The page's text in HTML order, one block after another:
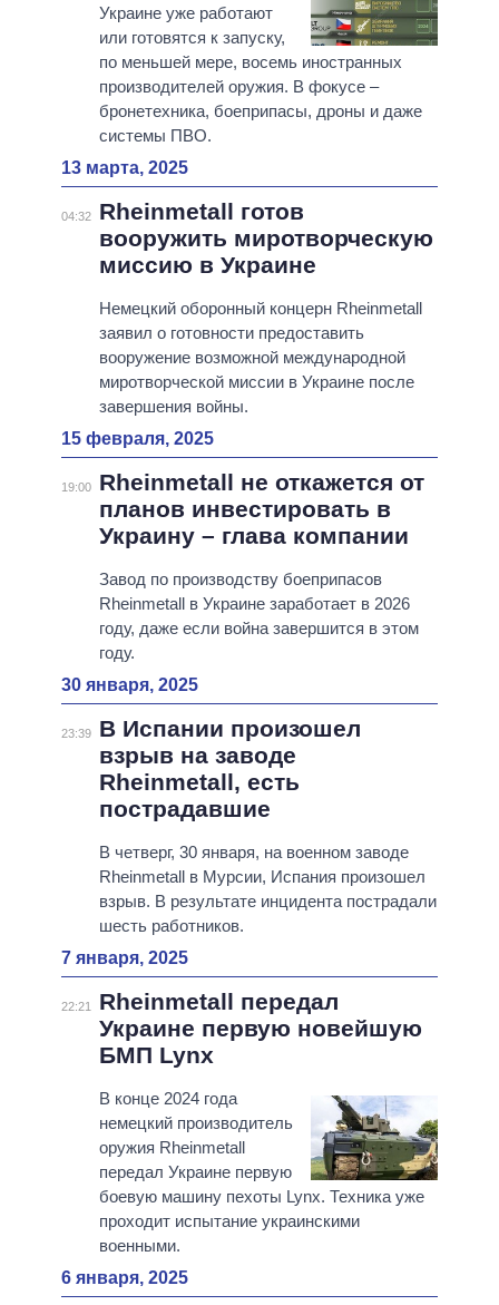
Украине уже работают
или готовятся к запуску,
по меньшей мере, восемь иностранных
производителей оружия. В фокусе –
бронетехника, боеприпасы, дроны и даже
системы ПВО.
13 марта, 2025
04:32
Rheinmetall готов
вооружить миротворческую
миссию в Украине
Немецкий оборонный концерн Rheinmetall
заявил о готовности предоставить
вооружение возможной международной
миротворческой миссии в Украине после
завершения войны.
15 февраля, 2025
19:00
Rheinmetall не откажется от
планов инвестировать в
Украину – глава компании
Завод по производству боеприпасов
Rheinmetall в Украине заработает в 2026
году, даже если война завершится в этом
году.
30 января, 2025
23:39
В Испании произошел
взрыв на заводе
Rheinmetall, есть
пострадавшие
В четверг, 30 января, на военном заводе
Rheinmetall в Мурсии, Испания произошел
взрыв. В результате инцидента пострадали
шесть работников.
7 января, 2025
22:21
Rheinmetall передал
Украине первую новейшую
БМП Lynx
В конце 2024 года
немецкий производитель
оружия Rheinmetall
передал Украине первую
боевую машину пехоты Lynx. Техника уже
проходит испытание украинскими
военными.
6 января, 2025